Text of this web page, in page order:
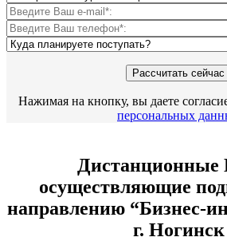
Нажимая на кнопку, вы даете
персональных
осуществляющие
направлению “Бизнес-
г. Ногинск